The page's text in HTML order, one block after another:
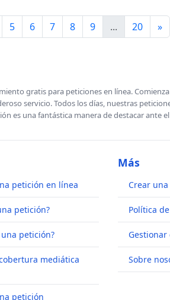
5 6 7 8 9 ... 20 »
gratis para peticiones en línea.
servicio. Todos los días, nuestras
es una fantástica manera de destacar ante
petición en línea
petición?
petición?
mediática
petición
Más
Crear
Política
Gestionar
Sobre